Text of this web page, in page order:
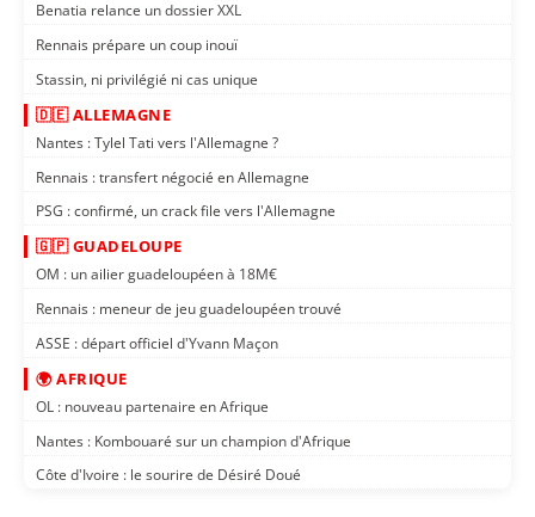
Benatia relance un dossier XXL
Rennais prépare un coup inouï
Stassin, ni privilégié ni cas unique
🇩🇪 ALLEMAGNE
Nantes : Tylel Tati vers l'Allemagne ?
Rennais : transfert négocié en Allemagne
PSG : confirmé, un crack file vers l'Allemagne
🇬🇵 GUADELOUPE
OM : un ailier guadeloupéen à 18M€
Rennais : meneur de jeu guadeloupéen trouvé
ASSE : départ officiel d'Yvann Maçon
🌍 AFRIQUE
OL : nouveau partenaire en Afrique
Nantes : Kombouaré sur un champion d'Afrique
Côte d'Ivoire : le sourire de Désiré Doué